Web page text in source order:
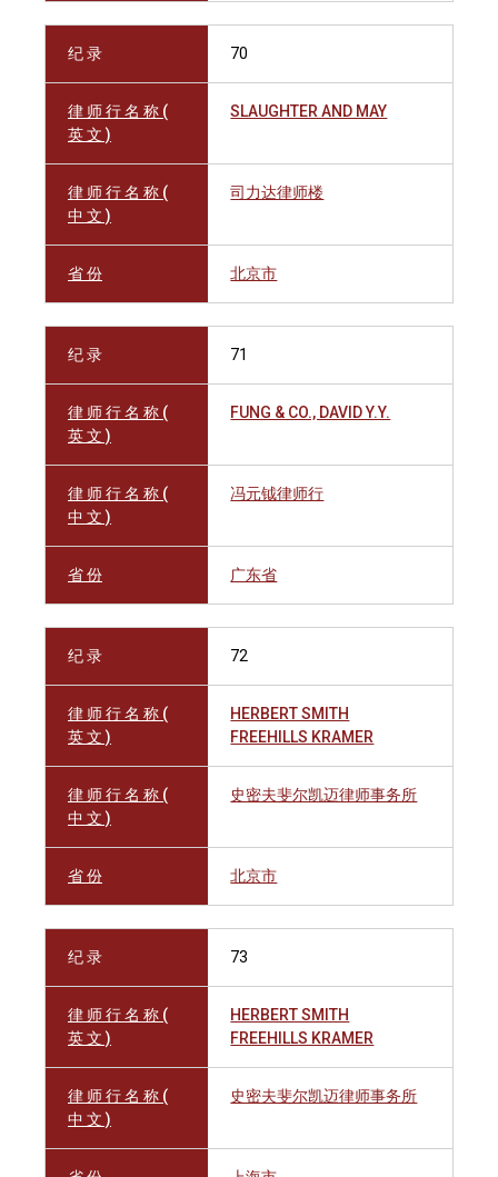
纪 录 70
律 师 行 名 称 (
英 文 )
SLAUGHTER AND MAY
律 师 行 名 称 (
中 文 )
司力达律师楼
省 份 北京市
纪 录 71
律 师 行 名 称 (
英 文 )
FUNG & CO., DAVID Y.Y.
律 师 行 名 称 (
中 文 )
冯元钺律师行
省 份 广东省
纪 录 72
律 师 行 名 称 (
英 文 )
HERBERT SMITH
FREEHILLS KRAMER
律 师 行 名 称 (
中 文 )
史密夫斐尔凯迈律师事务所
省 份 北京市
纪 录 73
律 师 行 名 称 (
英 文 )
HERBERT SMITH
FREEHILLS KRAMER
律 师 行 名 称 (
中 文 )
史密夫斐尔凯迈律师事务所